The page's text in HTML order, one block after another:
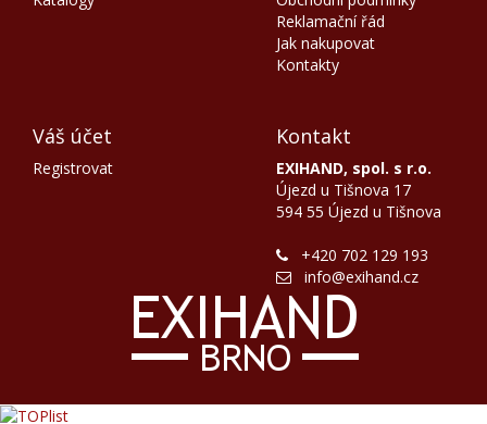
Reklamační řád
Jak nakupovat
Kontakty
Váš účet
Registrovat
Kontakt
EXIHAND, spol. s r.o.
Újezd u Tišnova 17
594 55 Újezd u Tišnova
+420 702 129 193
info@exihand.cz